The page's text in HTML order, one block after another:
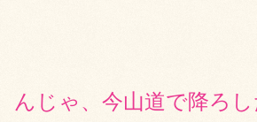
んじゃ、今山道で降ろし